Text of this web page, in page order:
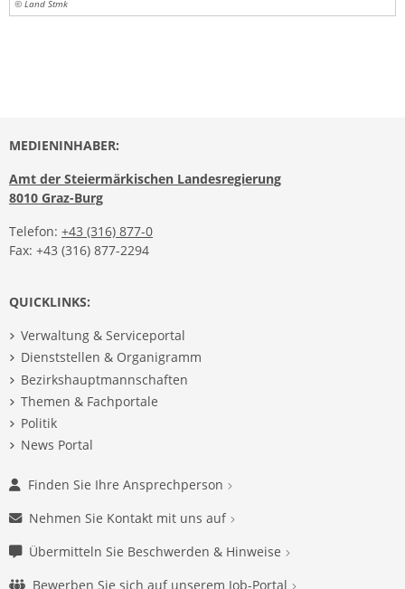
© Land Stmk
MEDIENINHABER:
Amt der Steiermärkischen Landesregierung
8010 Graz-Burg
Telefon: +43 (316) 877-0
Fax: +43 (316) 877-2294
QUICKLINKS:
Verwaltung & Serviceportal
Dienststellen & Organigramm
Bezirkshauptmannschaften
Themen & Fachportale
Politik
News Portal
Finden Sie Ihre Ansprechperson
Nehmen Sie Kontakt mit uns auf
Übermitteln Sie Beschwerden & Hinweise
Bewerben Sie sich auf unserem Job-Portal